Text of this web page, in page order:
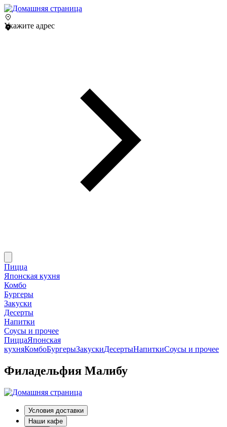
Укажите адрес
Пицца
Японская кухня
Комбо
Бургеры
Закуски
Десерты
Напитки
Соусы и прочее
ПиццаЯпонская
кухняКомбоБургерыЗакускиДесертыНапиткиСоусы и прочее
Филадельфия Малибу
Условия доставки
Наши кафе